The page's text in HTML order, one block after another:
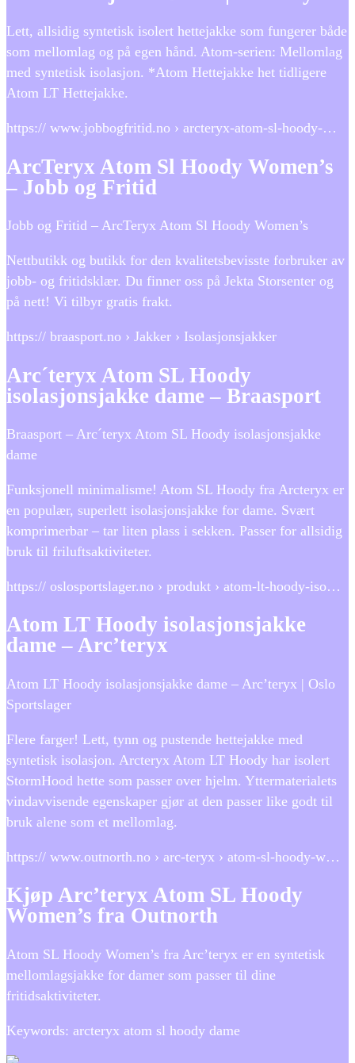
Lett, allsidig syntetisk isolert hettejakke som fungerer både
som mellomlag og på egen hånd. Atom-serien: Mellomlag
med syntetisk isolasjon. *Atom Hettejakke het tidligere
Atom LT Hettejakke.
https:// www.jobbogfritid.no › arcteryx-atom-sl-hoody-…
ArcTeryx Atom Sl Hoody Women’s
– Jobb og Fritid
Jobb og Fritid – ArcTeryx Atom Sl Hoody Women’s
Nettbutikk og butikk for den kvalitetsbevisste forbruker av
jobb- og fritidsklær. Du finner oss på Jekta Storsenter og
på nett! Vi tilbyr gratis frakt.
https:// braasport.no › Jakker › Isolasjonsjakker
Arc´teryx Atom SL Hoody
isolasjonsjakke dame – Braasport
Braasport – Arc´teryx Atom SL Hoody isolasjonsjakke
dame
Funksjonell minimalisme! Atom SL Hoody fra Arcteryx er
en populær, superlett isolasjonsjakke for dame. Svært
komprimerbar – tar liten plass i sekken. Passer for allsidig
bruk til friluftsaktiviteter.
https:// oslosportslager.no › produkt › atom-lt-hoody-iso…
Atom LT Hoody isolasjonsjakke
dame – Arc’teryx
Atom LT Hoody isolasjonsjakke dame – Arc’teryx | Oslo
Sportslager
Flere farger! Lett, tynn og pustende hettejakke med
syntetisk isolasjon. Arcteryx Atom LT Hoody har isolert
StormHood hette som passer over hjelm. Yttermaterialets
vindavvisende egenskaper gjør at den passer like godt til
bruk alene som et mellomlag.
https:// www.outnorth.no › arc-teryx › atom-sl-hoody-w…
Kjøp Arc’teryx Atom SL Hoody
Women’s fra Outnorth
Atom SL Hoody Women’s fra Arc’teryx er en syntetisk
mellomlagsjakke for damer som passer til dine
fritidsaktiviteter.
Keywords: arcteryx atom sl hoody dame